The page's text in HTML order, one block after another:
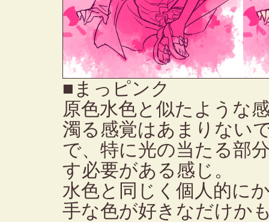
■まっピンク
原色水色と似たような
濁る感覚はあまりない
で、特に光の当たる部
す必要がある感じ。
水色と同じく個人的に
手な色が好きなだけか